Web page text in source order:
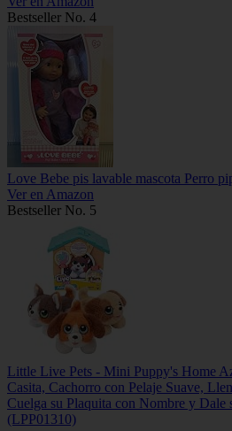
Bestseller No. 4
Love Bebe pis lavable mascota Perro
Ver en Amazon
Bestseller No. 5
Little Live Pets - Mini Puppy's Home
Casita, Cachorro con Pelaje Suave,
Cuelga su Plaquita con Nombre y Dale
(LPP01310)